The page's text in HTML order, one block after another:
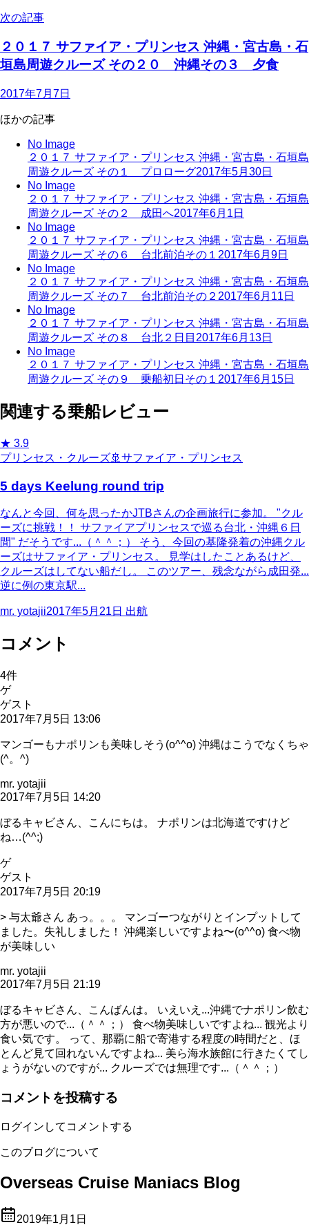
次の記事
２０１７ サファイア・プリンセス 沖縄・宮古島・石
垣島周遊クルーズ その２０ 沖縄その３ 夕食
2017年7月7日
ほかの記事
No Image
２０１７ サファイア・プリンセス 沖縄・宮古島・石垣島
周遊クルーズ その１ プロローグ2017年5月30日
No Image
２０１７ サファイア・プリンセス 沖縄・宮古島・石垣島
周遊クルーズ その２ 成田へ2017年6月1日
No Image
２０１７ サファイア・プリンセス 沖縄・宮古島・石垣島
周遊クルーズ その６ 台北前泊その１ 2017年6月9日
No Image
２０１７ サファイア・プリンセス 沖縄・宮古島・石垣島
周遊クルーズ その７ 台北前泊その２ 2017年6月11日
No Image
２０１７ サファイア・プリンセス 沖縄・宮古島・石垣島
周遊クルーズ その８ 台北２日目 2017年6月13日
No Image
２０１７ サファイア・プリンセス 沖縄・宮古島・石垣島
周遊クルーズ その９ 乗船初日その１ 2017年6月15日
関連する乗船レビュー
★ 3.9
プリンセス・クルーズ🚢 サファイア・プリンセス
5 days Keelung round trip
なんと今回、何を思ったかJTBさんの企画旅行に参加。 "クル
ーズに挑戦！！ サファイアプリンセスで巡る台北・沖縄６日
間" だそうです...（＾＾；） そう、今回の基隆発着の沖縄クル
ーズはサファイア・プリンセス。 見学はしたことあるけど、
クルーズはしてない船だし。 このツアー、残念ながら成田発...
逆に例の東京駅...
mr. yotajii2017年5月21日 出航
コメント
4件
ゲ
ゲスト
2017年7月5日 13:06
マンゴーもナポリンも美味しそう(o^^o) 沖縄はこうでなくちゃ
(^。^)
mr. yotajii
2017年7月5日 14:20
ぼるキャビさん、こんにちは。 ナポリンは北海道ですけど
ね…(^^;)
ゲ
ゲスト
2017年7月5日 20:19
> 与太爺さん あっ。。。 マンゴーつながりとインプットして
ました。失礼しました！ 沖縄楽しいですよね〜(o^^o) 食べ物
が美味しい
mr. yotajii
2017年7月5日 21:19
ぼるキャビさん、こんばんは。 いえいえ...沖縄でナポリン飲む
方が悪いので...（＾＾；） 食べ物美味しいですよね... 観光より
食い気です。 って、那覇に船で寄港する程度の時間だと、ほ
とんど見て回れないんですよね... 美ら海水族館に行きたくてし
ょうがないのですが... クルーズでは無理です...（＾＾；）
コメントを投稿する
ログインしてコメントする
このブログについて
Overseas Cruise Maniacs Blog
2019年1月1日